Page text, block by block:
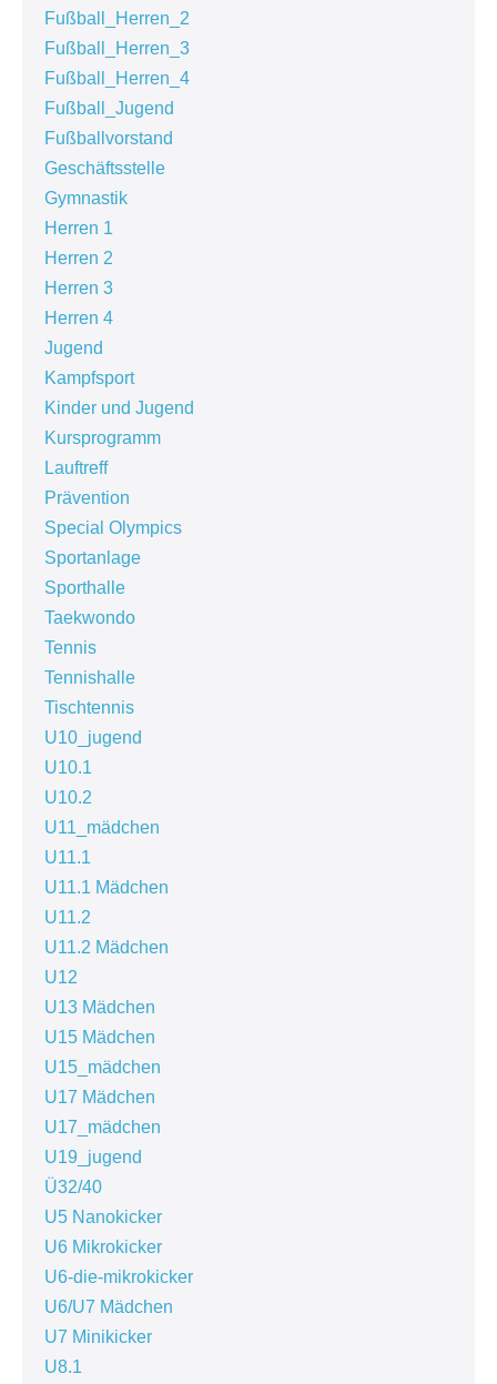
Fußball_Herren_2
Fußball_Herren_3
Fußball_Herren_4
Fußball_Jugend
Fußballvorstand
Geschäftsstelle
Gymnastik
Herren 1
Herren 2
Herren 3
Herren 4
Jugend
Kampfsport
Kinder und Jugend
Kursprogramm
Lauftreff
Prävention
Special Olympics
Sportanlage
Sporthalle
Taekwondo
Tennis
Tennishalle
Tischtennis
U10_jugend
U10.1
U10.2
U11_mädchen
U11.1
U11.1 Mädchen
U11.2
U11.2 Mädchen
U12
U13 Mädchen
U15 Mädchen
U15_mädchen
U17 Mädchen
U17_mädchen
U19_jugend
Ü32/40
U5 Nanokicker
U6 Mikrokicker
U6-die-mikrokicker
U6/U7 Mädchen
U7 Minikicker
U8.1